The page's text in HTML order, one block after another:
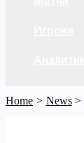
Home News